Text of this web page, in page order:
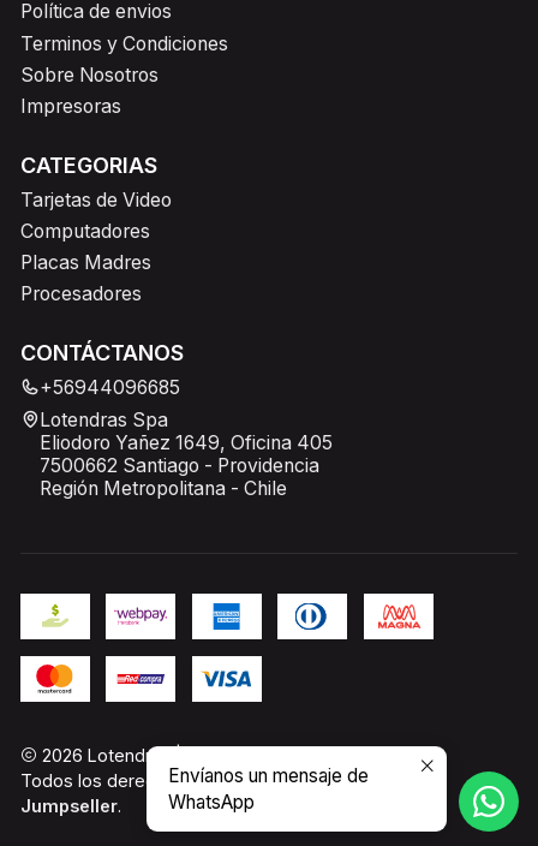
Política de envios
Terminos y Condiciones
Sobre Nosotros
Impresoras
CATEGORIAS
Tarjetas de Video
Computadores
Placas Madres
Procesadores
CONTÁCTANOS
+56944096685
Lotendras Spa
Eliodoro Yañez 1649, Oficina 405
7500662 Santiago - Providencia
Región Metropolitana - Chile
2026 Lotendras | PC Gamer Chile.
Todos los derechos reservados.Desarrollado por
Jumpseller.
Envíanos un mensaje de
WhatsApp